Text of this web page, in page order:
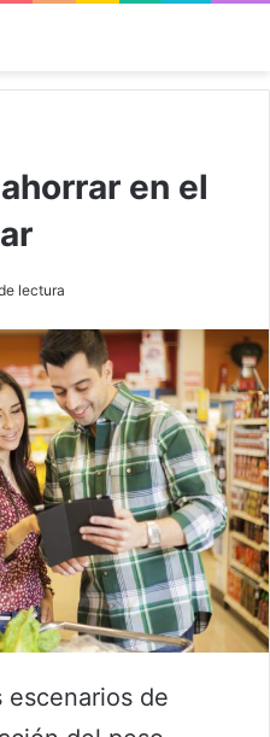
en el
lectura
escenarios de